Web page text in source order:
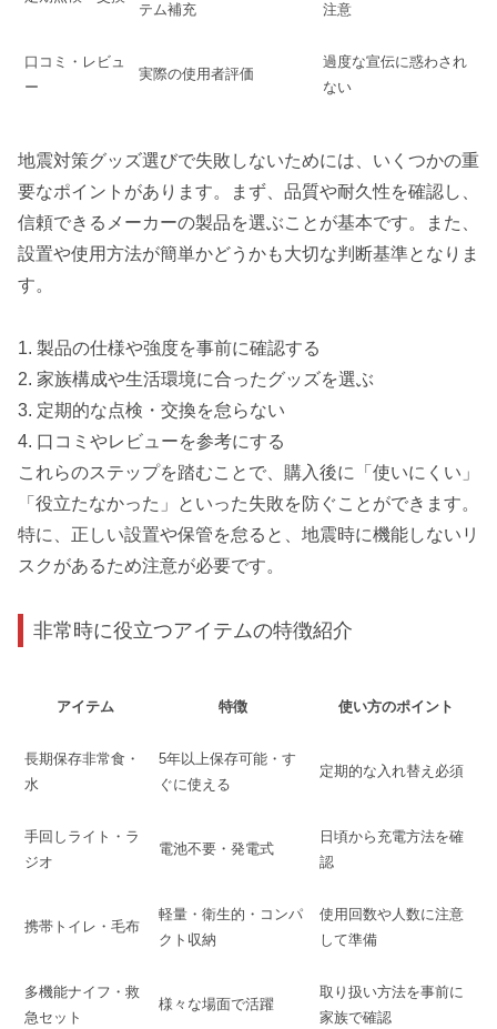
テム補充
注意
口コミ・レビュ
ー
実際の使用者評価
過度な宣伝に惑わされ
ない
地震対策グッズ選びで失敗しないためには、いくつかの重
要なポイントがあります。まず、品質や耐久性を確認し、
信頼できるメーカーの製品を選ぶことが基本です。また、
設置や使用方法が簡単かどうかも大切な判断基準となりま
す。
1. 製品の仕様や強度を事前に確認する
2. 家族構成や生活環境に合ったグッズを選ぶ
3. 定期的な点検・交換を怠らない
4. 口コミやレビューを参考にする
これらのステップを踏むことで、購入後に「使いにくい」
「役立たなかった」といった失敗を防ぐことができます。
特に、正しい設置や保管を怠ると、地震時に機能しないリ
スクがあるため注意が必要です。
非常時に役立つアイテムの特徴紹介
アイテム 特徴 使い方のポイント
長期保存非常食・
水
5年以上保存可能・す
ぐに使える
定期的な入れ替え必須
手回しライト・ラ
ジオ
電池不要・発電式
日頃から充電方法を確
認
携帯トイレ・毛布
軽量・衛生的・コンパ
クト収納
使用回数や人数に注意
して準備
多機能ナイフ・救
急セット
様々な場面で活躍
取り扱い方法を事前に
家族で確認